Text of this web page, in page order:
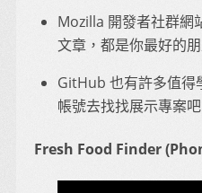
Mozilla 開發者社群網
文章，都是你最好的朋
GitHub 也有許多值得
帳號去找找展示專案吧
Fresh Food Finder